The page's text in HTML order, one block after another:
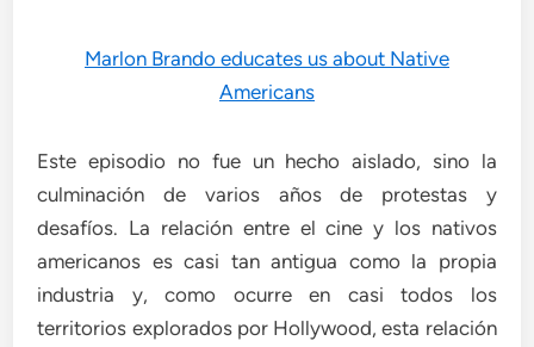
Marlon Brando educates us about Native
Americans
Este episodio no fue un hecho aislado, sino la
culminación de varios años de protestas y
desafíos. La relación entre el cine y los nativos
americanos es casi tan antigua como la propia
industria y, como ocurre en casi todos los
territorios explorados por Hollywood, esta relación